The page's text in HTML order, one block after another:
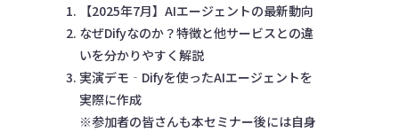
【2025年7月】AIエージェントの最新動向
なぜDifyなのか？特徴と他サービスとの違
いを分かりやすく解説
実演デモ‐Difyを使ったAIエージェントを
実際に作成
※参加者の皆さんも本セミナー後には自身